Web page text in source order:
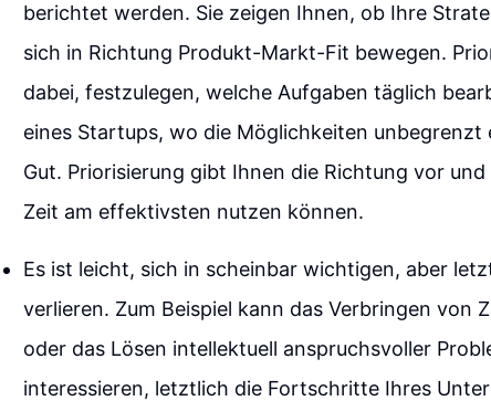
berichtet werden. Sie zeigen Ihnen, ob Ihre
sich in Richtung Produkt-Markt-Fit bewegen.
dabei, festzulegen, welche Aufgaben täglich
eines Startups, wo die Möglichkeiten
Gut. Priorisierung gibt Ihnen die Richtung vor
Zeit am effektivsten nutzen können.
Es ist leicht, sich in scheinbar wichtigen, aber
verlieren. Zum Beispiel kann das Verbringen von
oder das Lösen intellektuell anspruchsvoller
interessieren, letztlich die Fortschritte Ihres